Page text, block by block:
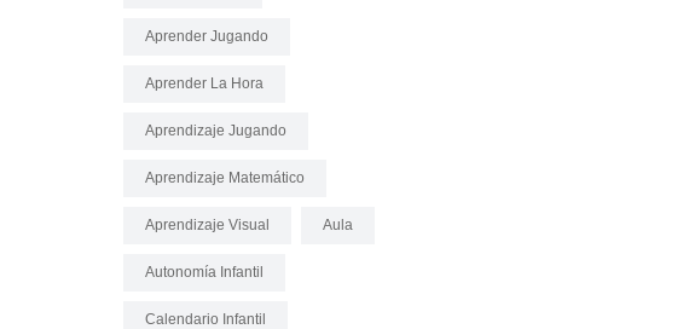
Aprender Jugando
Aprender La Hora
Aprendizaje Jugando
Aprendizaje Matemático
Aprendizaje Visual Aula
Autonomía Infantil
Calendario Infantil